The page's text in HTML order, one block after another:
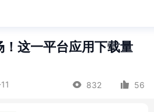
这一平台应用下载量
832 56